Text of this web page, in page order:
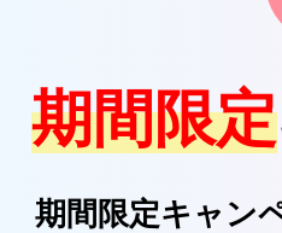
期間限定
期間限定キャン